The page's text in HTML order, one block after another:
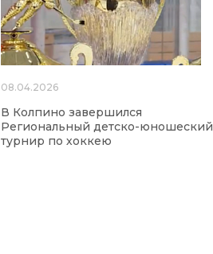
08.04.2026
В Колпино завершился
Региональный детско-юношеский
турнир по хоккею